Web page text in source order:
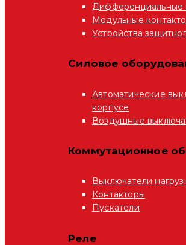
Дифференциальные
Модульные
Устройства
Силовое
Автоматические
корпусе
Воздушные
Коммутационное
Выключатели
Контакторы
Пускатели
Реле